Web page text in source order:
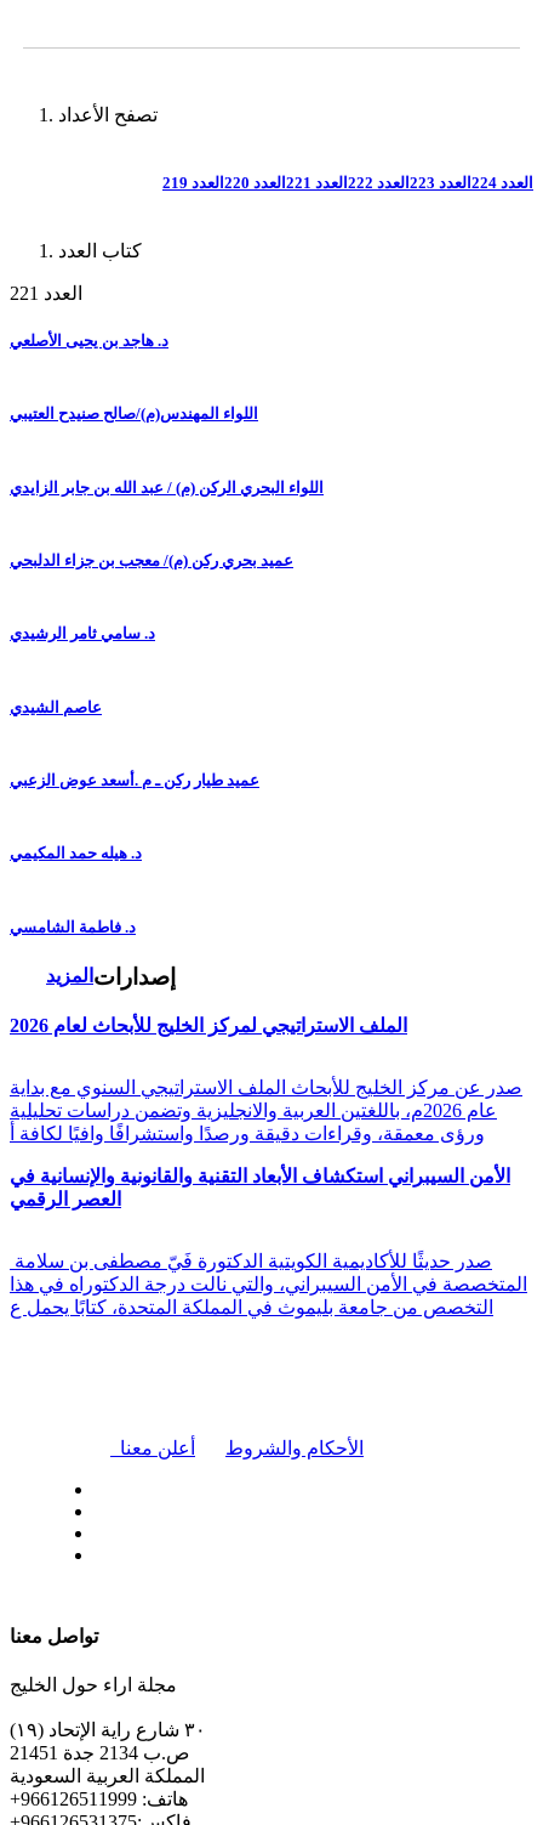
تصفح الأعداد
العدد 224 العدد 223 العدد 222 العدد 221 العدد 220 العدد 219
كتاب العدد
العدد 221
د. هاجد بن يحيى الأصلعي
اللواء المهندس(م)/صالح صنيدح العتيبي
اللواء البحري الركن (م) / عبد الله بن جابر الزايدي
عميد بحري ركن (م)/ معجب بن جزاء الدلبحي
د. سامي ثامر الرشيدي
عاصم الشيدي
عميد طيار ركن ـ م .أسعد عوض الزعبي
د. هيله حمد المكيمي
د. فاطمة الشامسي
المزيد إصدارات
الملف الاستراتيجي لمركز الخليج للأبحاث لعام 2026
صدر عن مركز الخليج للأبحاث الملف الاستراتيجي السنوي مع بداية
عام 2026م، باللغتين العربية والانجليزية وتضمن دراسات تحليلية
ورؤى معمقة، وقراءات دقيقة ورصدًا واستشرافًا وافيًا لكافة أ
الأمن السيبراني استكشاف الأبعاد التقنية والقانونية والإنسانية في
العصر الرقمي
المتخصصة في الأمن السيبراني، والتي نالت درجة الدكتوراه في هذا
التخصص من جامعة بليموث في المملكة المتحدة، كتابًا يحمل ع
أعلن معنا الأحكام والشروط
تواصل معنا
مجلة اراء حول الخليج
٣٠ شارع راية الإتحاد (١٩)
ص.ب 2134 جدة 21451
المملكة العربية السعودية
+هاتف: 966126511999